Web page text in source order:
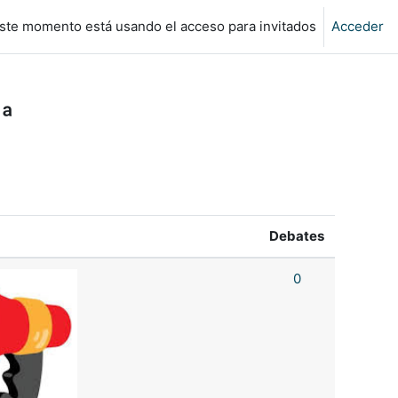
momento está usando el acceso para invitados Acceder
Debates
0